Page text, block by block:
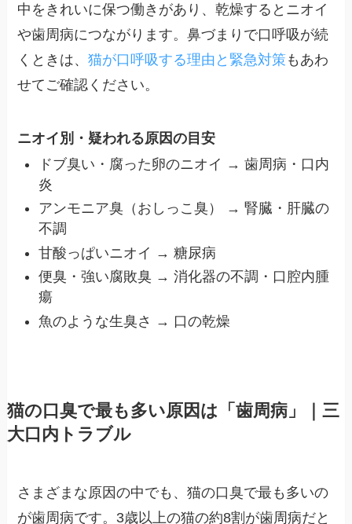
中をきれいに保つ働きがあり、乾燥するとニオイ
や歯周病につながります。鼻づまりで口呼吸が続
くときは、猫が口呼吸する理由と緊急対策もあわ
せてご確認ください。
ニオイ別・疑われる原因の目安
ドブ臭い・腐った卵のニオイ → 歯周病・口内
炎
アンモニア臭（おしっこ臭） → 腎臓・肝臓の
不調
甘酸っぱいニオイ → 糖尿病
便臭・強い腐敗臭 → 消化器の不調・口腔内腫
瘍
魚のような生臭さ → 口の乾燥
猫の口臭で最も多い原因は「歯周病」｜三
大口内トラブル
さまざまな原因の中でも、猫の口臭で最も多いの
が歯周病です。3歳以上の猫の約8割が歯周病だと